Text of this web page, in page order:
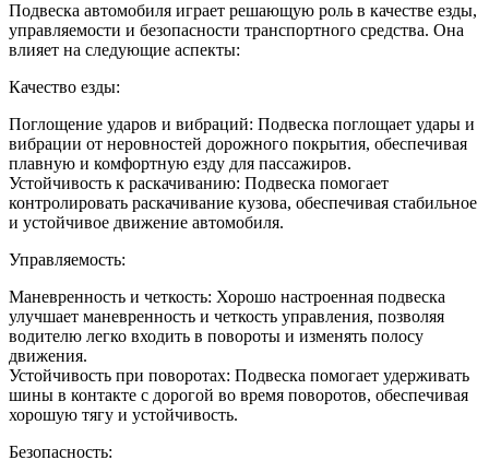
влияет
подвеска
Подвеска автомобиля играет решающую роль в качестве езды,
управляемости и безопасности транспортного средства. Она
влияет на следующие аспекты:
Качество езды:
Поглощение ударов и вибраций: Подвеска поглощает удары и
вибрации от неровностей дорожного покрытия, обеспечивая
плавную и комфортную езду для пассажиров.
Устойчивость к раскачиванию: Подвеска помогает
контролировать раскачивание кузова, обеспечивая стабильное
и устойчивое движение автомобиля.
Управляемость:
Маневренность и четкость: Хорошо настроенная подвеска
улучшает маневренность и четкость управления, позволяя
водителю легко входить в повороты и изменять полосу
движения.
Устойчивость при поворотах: Подвеска помогает удерживать
шины в контакте с дорогой во время поворотов, обеспечивая
хорошую тягу и устойчивость.
Безопасность: